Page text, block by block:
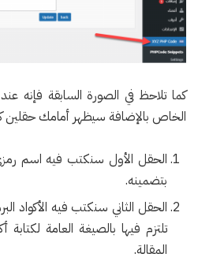
كما تلاحظ في الصورة السابقة فإنه
الخاص بالإضافة سيظهر أمامك حقلين
الحقل الأول سنكتب فيه اسم
بتضمينه.
تلتزم فيها بالصيغة العامة
المقالة.